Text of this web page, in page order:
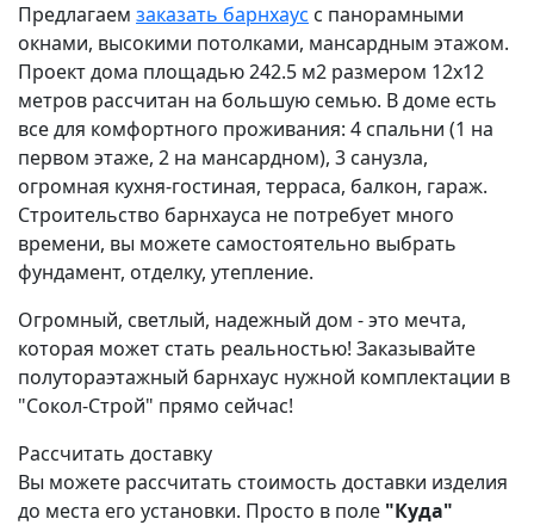
Предлагаем заказать барнхаус с панорамными
окнами, высокими потолками, мансардным этажом.
Проект дома площадью 242.5 м2 размером 12х12
метров рассчитан на большую семью. В доме есть
все для комфортного проживания: 4 спальни (1 на
первом этаже, 2 на мансардном), 3 санузла,
огромная кухня-гостиная, терраса, балкон, гараж.
Строительство барнхауса не потребует много
времени, вы можете самостоятельно выбрать
фундамент, отделку, утепление.
Огромный, светлый, надежный дом - это мечта,
которая может стать реальностью! Заказывайте
полутораэтажный барнхаус нужной комплектации в
"Сокол-Строй" прямо сейчас!
Рассчитать доставку
Вы можете рассчитать стоимость доставки изделия
до места его установки. Просто в поле "Куда"